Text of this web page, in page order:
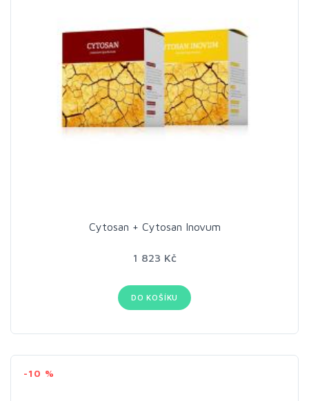
Cytosan + Cytosan Inovum
1 823 Kč
DO KOŠÍKU
-10 %